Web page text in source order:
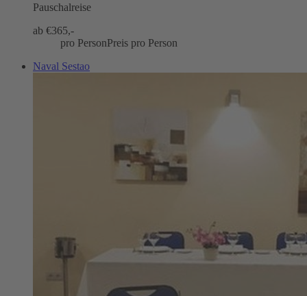
Pauschalreise
ab €365,-
pro PersonPreis pro Person
Naval Sestao